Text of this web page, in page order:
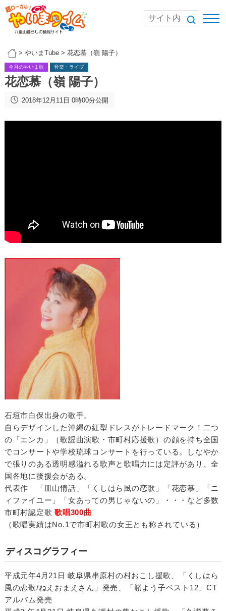
> やいまTube> 花恋慕（嶺 陽子）
今月のやいま歌 音楽・ライブ
花恋慕（嶺 陽子）
2018年12月11日 0時00分公開
石垣市白保出身の歌手。
自らデザインした沖縄の紅型ドレスがトレードマーク！二つ
の「エンカ」（歌謡曲演歌・市町村応援歌）の顔を持ち全国
でコンサートや学校琉球コンサートを行っている。しなやか
で張りのある透明感溢れる歌声と歌唱力には定評があり、全
国各地に後援会がある。
代表作 「皿山情話」「くしはら風の恋歌」「花恋慕」「ニ
ィファイユー」「女あっての男じゃないの」・・・など多数
市町村認定歌歌唱300曲
（歌唱実績はNo.1で市町村歌の女王とも称されている）
ディスコグラフィー
平成元年4月21日 岐阜県串原村の村おこし援歌、「くしはら
風の恋歌/ねえおまえさん」発売、「嶺よう子ベスト12」CT
アルバム発売